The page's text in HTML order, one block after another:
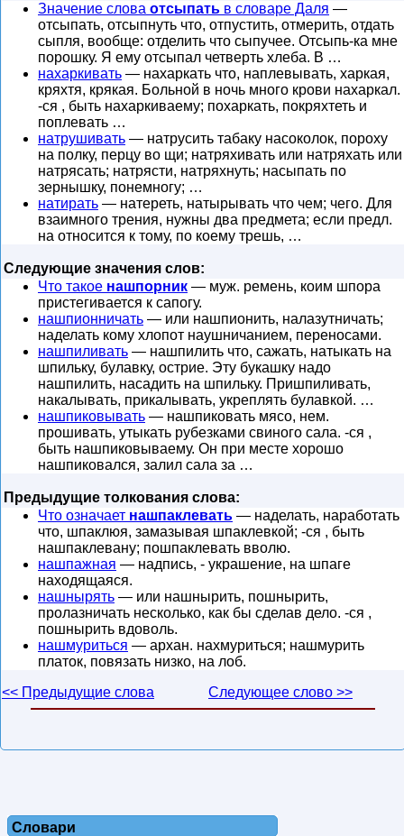
Значение слова отсыпать в словаре Даля —
отсыпать, отсыпнуть что, отпустить, отмерить, отдать
сыпля, вообще: отделить что сыпучее. Отсыпь-ка мне
порошку. Я ему отсыпал четверть хлеба. В …
нахаркивать — нахаркать что, наплевывать, харкая,
кряхтя, крякая. Больной в ночь много крови нахаркал.
-ся , быть нахаркиваему; похаркать, покряхтеть и
поплевать …
натрушивать — натрусить табаку насоколок, пороху
на полку, перцу во щи; натряхивать или натряхать или
натрясать; натрясти, натряхнуть; насыпать по
зернышку, понемногу; …
натирать — натереть, натырывать что чем; чего. Для
взаимного трения, нужны два предмета; если предл.
на относится к тому, по коему трешь, …
Следующие значения слов:
Что такое нашпорник — муж. ремень, коим шпора
пристегивается к сапогу.
нашпионничать — или нашпионить, налазутничать;
наделать кому хлопот наушничанием, переносами.
нашпиливать — нашпилить что, сажать, натыкать на
шпильку, булавку, острие. Эту букашку надо
нашпилить, насадить на шпильку. Пришпиливать,
накалывать, прикалывать, укреплять булавкой. …
нашпиковывать — нашпиковать мясо, нем.
прошивать, утыкать рубезками свиного сала. -ся ,
быть нашпиковываему. Он при месте хорошо
нашпиковался, залил сала за …
Предыдущие толкования слова:
Что означает нашпаклевать — наделать, наработать
что, шпаклюя, замазывая шпаклевкой; -ся , быть
нашпаклевану; пошпаклевать вволю.
нашпажная — надпись, - украшение, на шпаге
находящаяся.
нашнырять — или нашнырить, пошнырить,
пролазничать несколько, как бы сделав дело. -ся ,
пошнырить вдоволь.
нашмуриться — архан. нахмуриться; нашмурить
платок, повязать низко, на лоб.
<< Предыдущие слова
Следующее слово >>
Словари